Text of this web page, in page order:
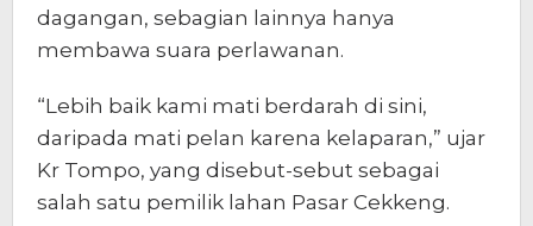
dagangan, sebagian lainnya hanya
membawa suara perlawanan.
“Lebih baik kami mati berdarah di sini,
daripada mati pelan karena kelaparan,” ujar
Kr Tompo, yang disebut-sebut sebagai
salah satu pemilik lahan Pasar Cekkeng.